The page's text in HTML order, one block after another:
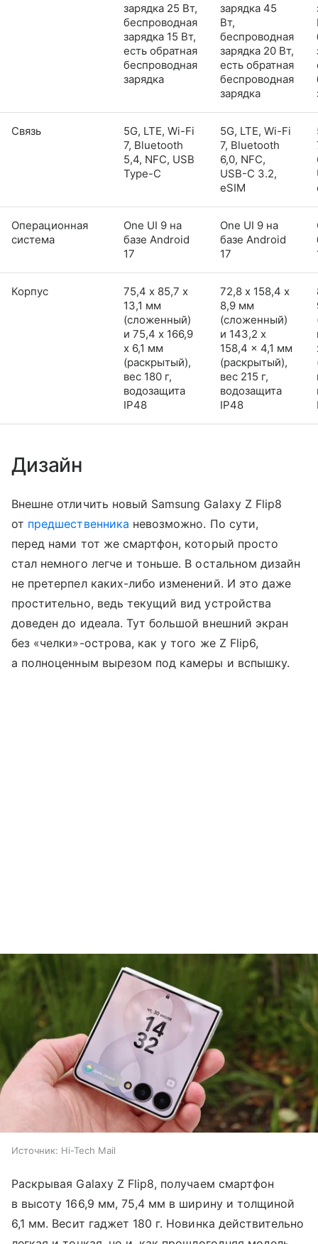
зарядка 25 Вт,
беспроводная
зарядка 15 Вт,
есть обратная
беспроводная
зарядка
зарядка 45
Вт,
беспроводная
зарядка 20 Вт,
есть обратная
беспроводная
зарядка
Связь
5G, LTE, Wi-Fi
7, Bluetooth
5,4, NFC, USB
Type-C
5G, LTE, Wi-Fi
7, Bluetooth
6,0, NFC,
USB-C 3.2,
eSIM
Операционная
система
One UI 9 на
базе Android
17
One UI 9 на
базе Android
17
Корпус
75,4 х 85,7 х
13,1 мм
(сложенный)
и 75,4 x 166,9
x 6,1 мм
(раскрытый),
вес 180 г,
водозащита
IP48
72,8 х 158,4 х
8,9 мм
(сложенный)
и 143,2 x
158,4 x 4,1 мм
(раскрытый),
вес 215 г,
водозащита
IP48
Дизайн
Внешне отличить новый Samsung Galaxy Z Flip8
от предшественника невозможно. По сути,
перед нами тот же смартфон, который просто
стал немного легче и тоньше. В остальном дизайн
не претерпел каких-либо изменений. И это даже
простительно, ведь текущий вид устройства
доведен до идеала. Тут большой внешний экран
без «челки»-острова, как у того же Z Flip6,
а полноценным вырезом под камеры и вспышку.
Источник: Hi-Tech Mail
Раскрывая Galaxy Z Flip8, получаем смартфон
в высоту 166,9 мм, 75,4 мм в ширину и толщиной
6,1 мм. Весит гаджет 180 г. Новинка действительно